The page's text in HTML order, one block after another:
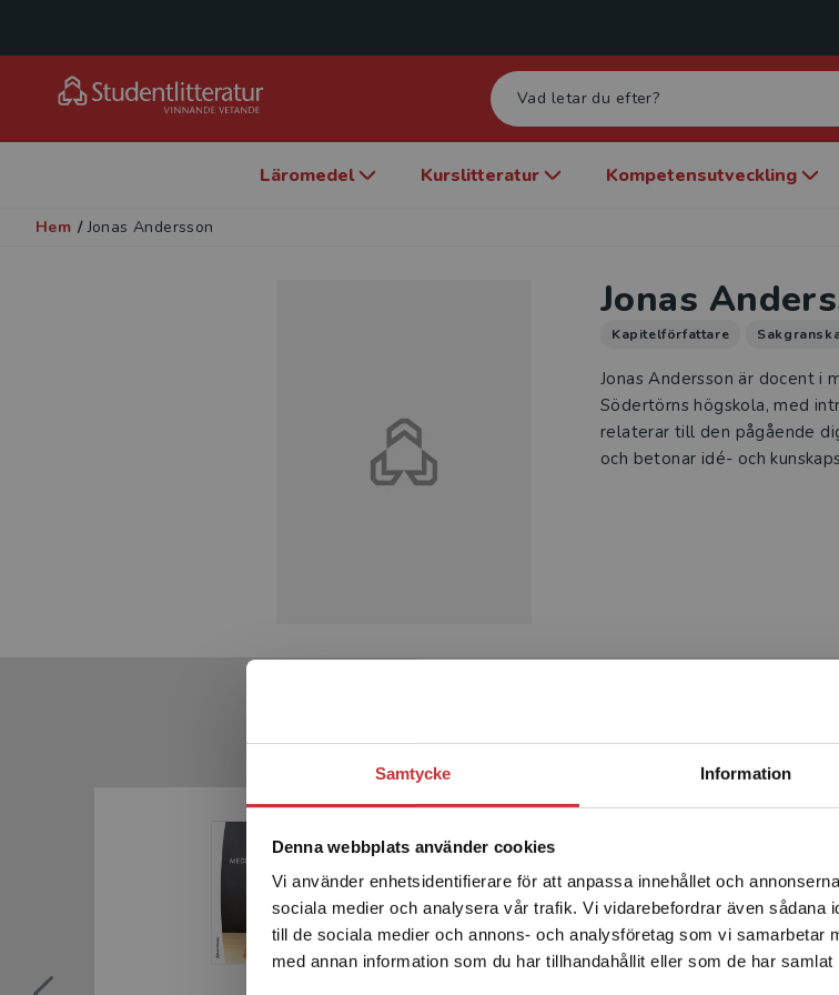
Samtycke Information
Denna webbplats använder cookies
Vi använder enhetsidentifierare för att anpassa innehållet och
sociala medier och analysera vår trafik. Vi vidarebefordrar även sådana
till de sociala medier och annons- och analysföretag som vi samarbetar
med annan information som du har tillhandahållit eller som de har
Begränsad fraktregion
Det verkar som att du besöker
enhet utanför Sverige. Vi erbjuder inte
Sverige. För att kunna slutföra ett köp
leveransadressen vara i Sverige.Läs mer
Läromedel Kurslitteratur Kompetensutveckling
Hem / Jonas Andersson
Jonas
Kapitelförfattare
Jonas Andersson är docent i
Södertörns högskola, med
relaterar till den pågående
och betonar idé- och
Produkter
Kommande